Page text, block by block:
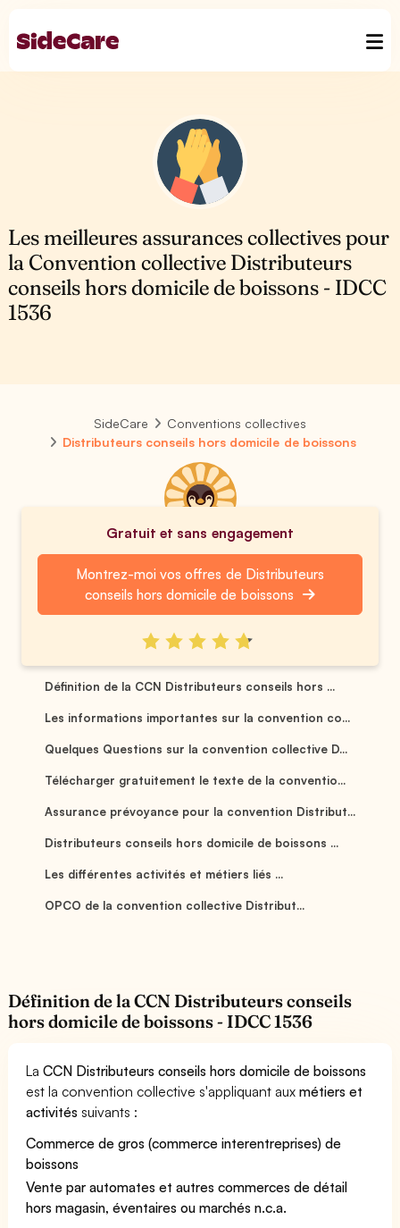
Les meilleures assurances collectives pour
la Convention collective Distributeurs
conseils hors domicile de boissons - IDCC
1536
SideCare
Conventions collectives
Distributeurs conseils hors domicile de boissons
Gratuit et sans engagement
Montrez-moi vos offres de Distributeurs
conseils hors domicile de boissons
Définition de la CCN Distributeurs conseils hors ...
Les informations importantes sur la convention co...
Quelques Questions sur la convention collective D...
Télécharger gratuitement le texte de la conventio...
Assurance prévoyance pour la convention Distribut...
Distributeurs conseils hors domicile de boissons ...
Les différentes activités et métiers liés ...
OPCO de la convention collective Distribut...
Définition de la CCN Distributeurs conseils
hors domicile de boissons - IDCC 1536
LaCCN Distributeurs conseils hors domicile de boissons
est la convention collective s'appliquant auxmétiers et
activités suivants :
Commerce de gros (commerce interentreprises) de
boissons
Vente par automates et autres commerces de détail
hors magasin, éventaires ou marchés n.c.a.